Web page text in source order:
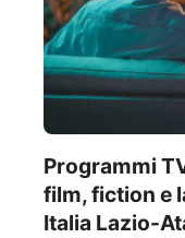
Programmi
film, fiction e
Italia Lazio-